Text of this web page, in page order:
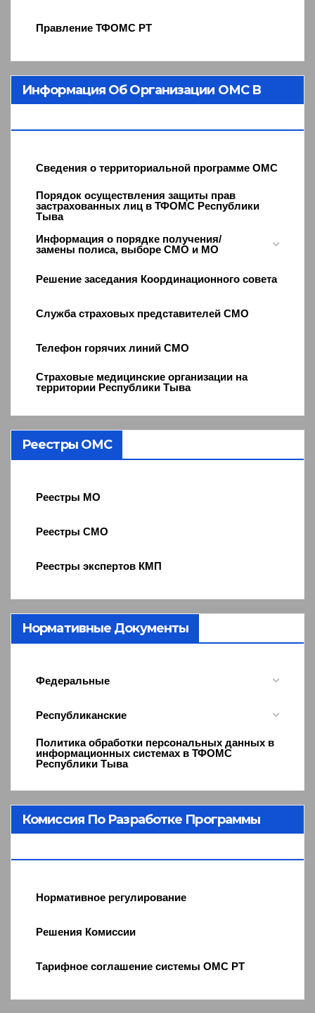
Правление ТФОМС РТ
Информация Об Организации ОМС В
Сведения о территориальной программе ОМС
Порядок осуществления защиты прав
застрахованных лиц в ТФОМС Республики
Тыва
Информация о порядке получения/
замены полиса, выборе СМО и МО
Решение заседания Координационного совета
Служба страховых представителей СМО
Телефон горячих линий СМО
Страховые медицинские организации на
территории Республики Тыва
Реестры ОМС
Реестры МО
Реестры СМО
Реестры экспертов КМП
Нормативные Документы
Федеральные
Республиканские
Политика обработки персональных данных в
информационных системах в ТФОМС
Республики Тыва
Комиссия По Разработке Программы
Нормативное регулирование
Решения Комиссии
Тарифное соглашение системы ОМС РТ